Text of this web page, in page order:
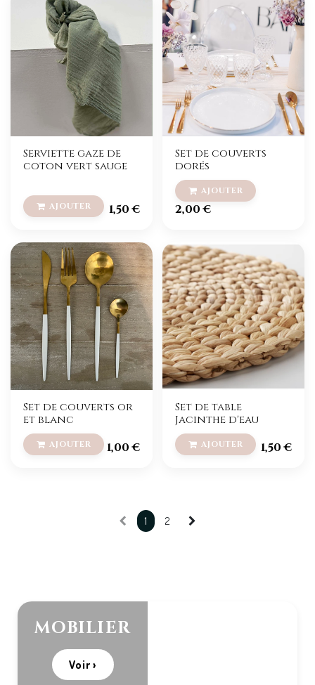
Serviette gaze de
coton vert sauge
1,50€
Set de couverts
dorés
2,00€
Set de couverts or
et blanc
1,00€
Set de table
Jacinthe d'eau
1,50€
1 2
MOBILIER
Voir ›